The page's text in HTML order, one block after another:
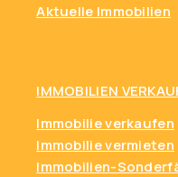
IMMOBILIEN
Immobilie verkaufen
Immobilie vermieten
Immobilien-
Aktuelle Immobilien